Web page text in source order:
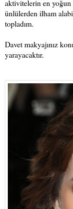
aktivitelerin en yoğun
ünlülerden ilham
topladım.
Davet makyajınız
yarayacaktır.